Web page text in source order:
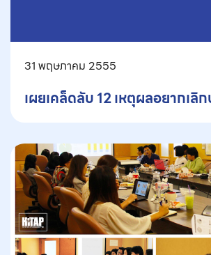
31 พฤษภาคม 2555
เผยเคล็ดลับ 12 เหตุผลอยากเลิ